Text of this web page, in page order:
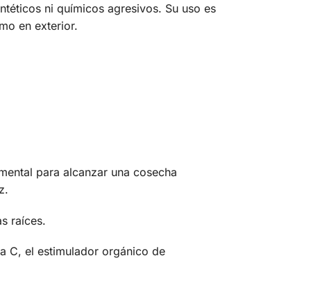
ni químicos agresivos. Su uso es
en exterior.
para alcanzar una cosecha
raíces.
C, el estimulador orgánico de